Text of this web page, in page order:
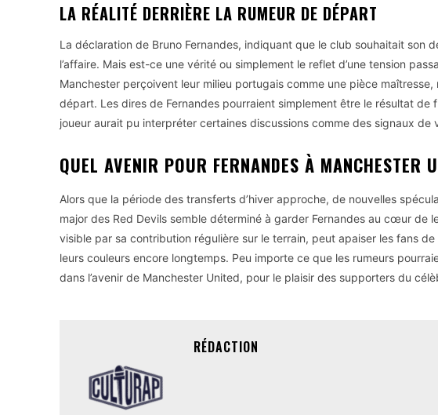
LA RÉALITÉ DERRIÈRE LA RUMEUR DE DÉPART
La déclaration de Bruno Fernandes, indiquant que le club souhaitait son
l’affaire. Mais est-ce une vérité ou simplement le reflet d’une tension
Manchester perçoivent leur milieu portugais comme une pièce
départ. Les dires de Fernandes pourraient simplement être le résultat
joueur aurait pu interpréter certaines discussions comme des signaux de
QUEL AVENIR POUR FERNANDES À MANCHESTER
Alors que la période des transferts d’hiver approche, de nouvelles
major des Red Devils semble déterminé à garder Fernandes au cœur de
visible par sa contribution régulière sur le terrain, peut apaiser les fans
leurs couleurs encore longtemps. Peu importe ce que les rumeurs
dans l’avenir de Manchester United, pour le plaisir des supporters du
RÉDACTION